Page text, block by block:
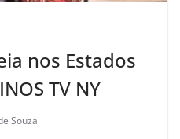
nos Estados
TV NY
Souza